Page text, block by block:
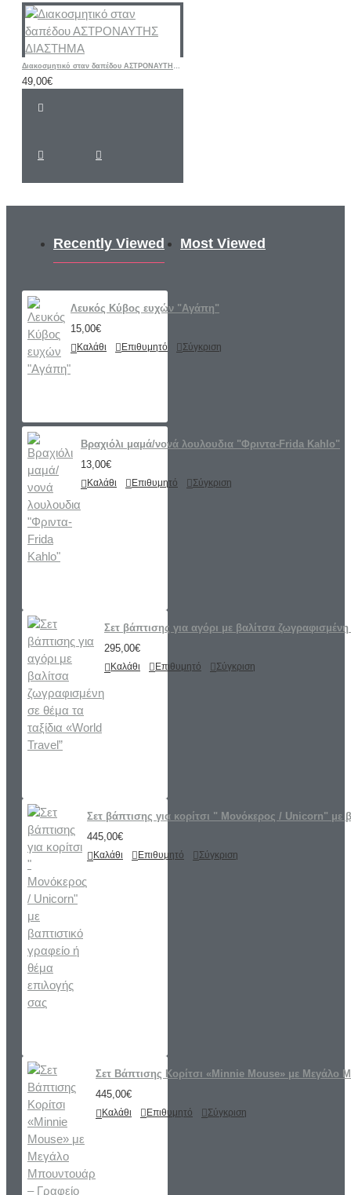
Διακοσμητικό σταν δαπέδου ΑΣΤΡΟΝΑΥΤΗΣ ΔΙΑΣΤΗΜΑ
49,00€
Recently Viewed Most Viewed
Λευκός Κύβος ευχών "Αγάπη"
15,00€
Καλάθι Επιθυμητό Σύγκριση
Βραχιόλι μαμά/νονά λουλουδια "Φριντα-Frida Kahlo"
13,00€
Καλάθι Επιθυμητό Σύγκριση
Σετ βάπτισης για αγόρι με βαλίτσα
295,00€
Καλάθι Επιθυμητό Σύγκριση
Σετ βάπτισης για κορίτσι " Μονόκερος / Unicorn" με
445,00€
Καλάθι Επιθυμητό Σύγκριση
Σετ Βάπτισης Κορίτσι «Minnie Mouse» με Μεγάλο
445,00€
Καλάθι Επιθυμητό Σύγκριση